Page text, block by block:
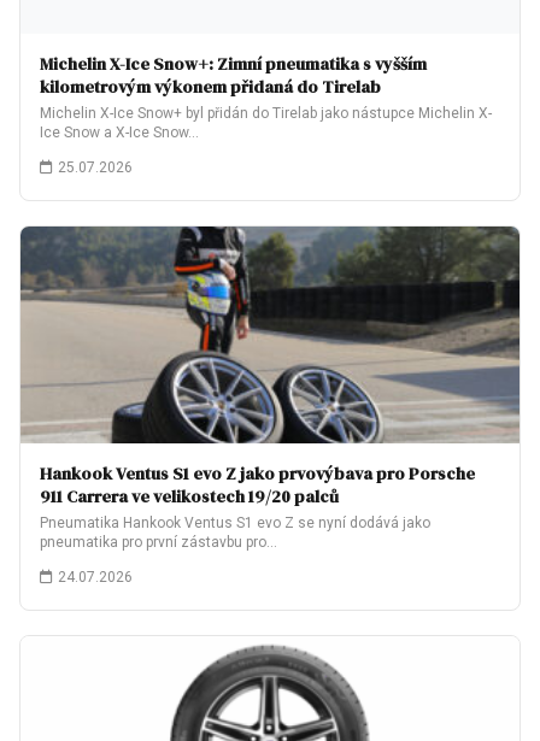
Michelin X-Ice Snow+: Zimní pneumatika s vyšším
kilometrovým výkonem přidaná do Tirelab
Michelin X-Ice Snow+ byl přidán do Tirelab jako nástupce Michelin X-
Ice Snow a X-Ice Snow…
25.07.2026
Hankook Ventus S1 evo Z jako prvovýbava pro Porsche
911 Carrera ve velikostech 19/20 palců
Pneumatika Hankook Ventus S1 evo Z se nyní dodává jako
pneumatika pro první zástavbu pro…
24.07.2026